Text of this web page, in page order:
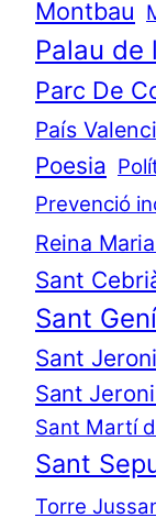
Montbau
Palau de
Parc De
País
Poesia
Prevenció
Reina
Sant
Sant
Sant Jeroni
Sant
Sant Martí
Sant
Torre